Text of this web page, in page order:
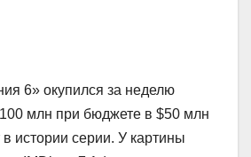
6» окупился за неделю
млн при бюджете в $50 млн
истории серии. У картины